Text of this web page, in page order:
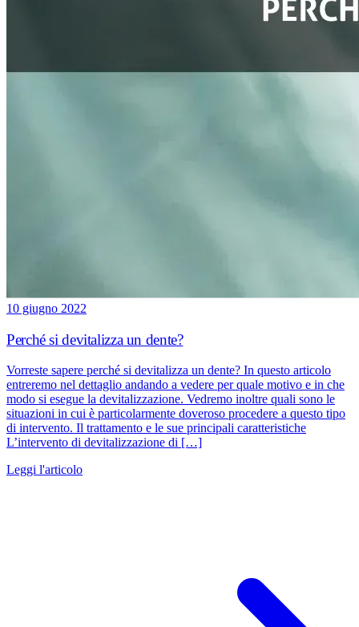
10 giugno 2022
Perché si devitalizza un dente?
Vorreste sapere perché si devitalizza un dente? In questo articolo
entreremo nel dettaglio andando a vedere per quale motivo e in che
modo si esegue la devitalizzazione. Vedremo inoltre quali sono le
situazioni in cui è particolarmente doveroso procedere a questo tipo
di intervento. Il trattamento e le sue principali caratteristiche
L’intervento di devitalizzazione di […]
Leggi l'articolo